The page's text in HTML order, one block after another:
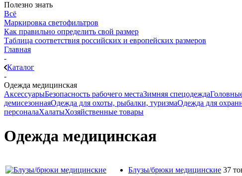
Полезно знать
Всё
Маркировка светофильтров
Как правильно определить свой размер
Таблица соответствия российских и европейских размеров
Главная
-
Каталог
-
Одежда медицинская
АксессуарыБезопасность рабочего местаЗимняя спецодежда
демисезоннаяОдежда для охоты, рыбалки, туризмаОдежда для
персоналаХалатыХозяйственные товары
Одежда медицинская
Блузы/брюки медицинские 37